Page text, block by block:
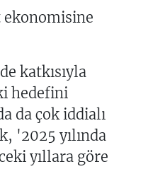
katkısıyla
hedefini
da çok iddialı
'2025 yılında
yıllara göre